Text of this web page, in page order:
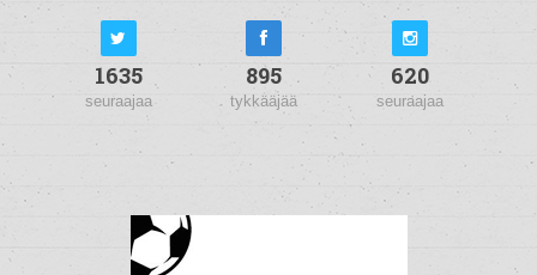
1635
seuraajaa
895
tykkääjää
620
seuraajaa